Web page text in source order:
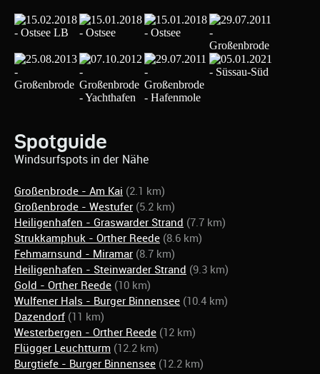
Spotguide
Windsurfspots in der Nähe
Großenbrode - Am Kai (2.1 km)
Großenbrode - Westufer (5.2 km)
Heiligenhafen - Graswarder Strand (7.7 km)
Strukkamphuk - Orther Reede (8.6 km)
Fehmarnsund - Miramar (8.7 km)
Heiligenhafen - Steinwarder Strand (9.3 km)
Gold - Orther Reede (10 km)
Wulfener Hals - Burger Binnensee (10.4 km)
Dazendorf (11 km)
Westerbergen - Orther Reede (12 km)
Flügger Leuchtturm (12.2 km)
Burgtiefe - Burger Binnensee (12.2 km)